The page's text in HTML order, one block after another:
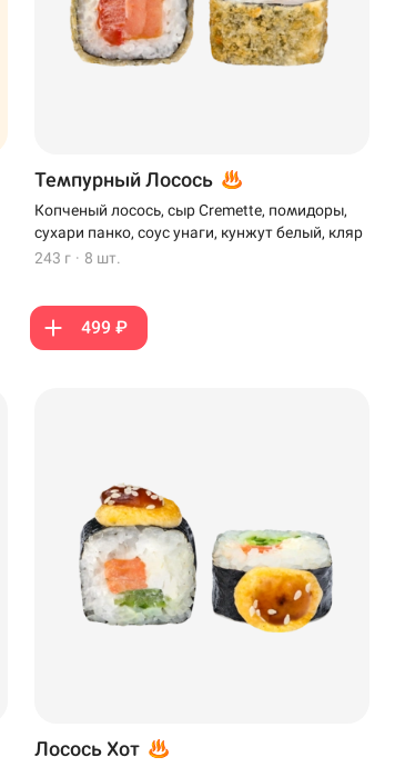
Темпурный Лосось
Копченый лосось, сыр Cremette, помидоры,
сухари панко, соус унаги, кунжут белый, кляр
243 г · 8 шт.
499 ₽
Лосось Хот